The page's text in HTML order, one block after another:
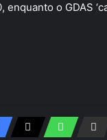
o GDAS